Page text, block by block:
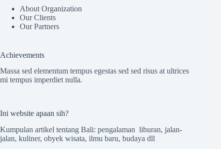
About Organization
Our Clients
Our Partners
Achievements
Massa sed elementum tempus egestas sed sed risus at ultrices
mi tempus imperdiet nulla.
Ini website apaan sih?
Kumpulan artikel tentang Bali: pengalaman liburan, jalan-
jalan, kuliner, obyek wisata, ilmu baru, budaya dll